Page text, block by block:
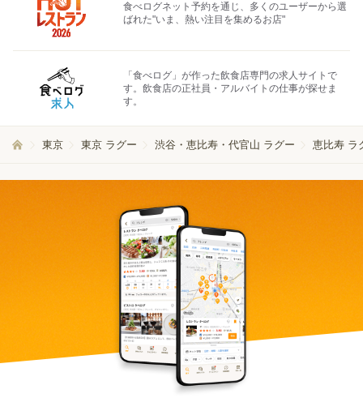
食べログネット予約を通じ、多くのユーザーから選
ばれた"いま、熱い注目を集めるお店"
「食べログ」が作った飲食店専門の求人サイトで
す。飲食店の正社員・アルバイトの仕事が探せま
す。
東京 東京 ラグー 渋谷・恵比寿・代官山 ラグー 恵比寿 ラ